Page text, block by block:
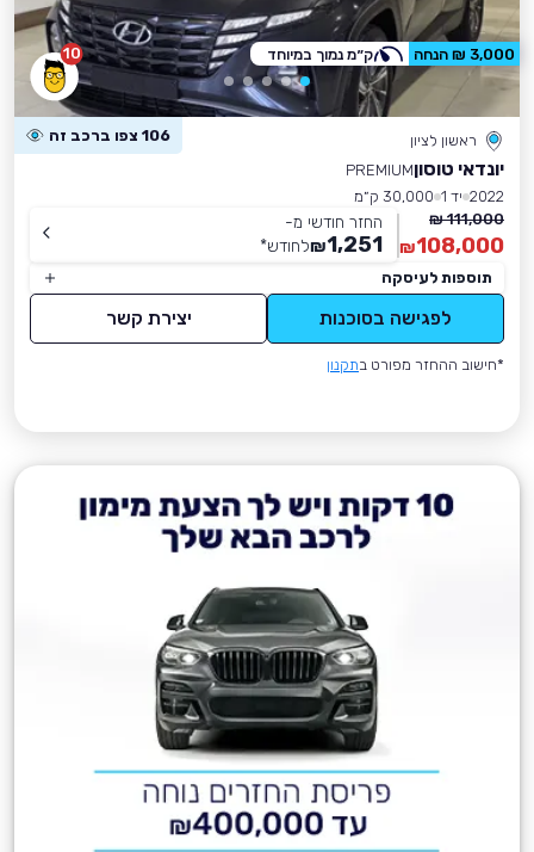
10
ראשון לציון 106 צפו ברכב זה
יונדאי טוסוןPREMIUM
2022 יד 1
30,000 ק״מ
111,000 ₪
108,000
₪
החזר חודשי מ-
1,251
₪לחודש*
תוספות לעיסקה
לפגישה בסוכנות יצירת קשר
*חישוב ההחזר מפורט בתקנון
3,000 ₪ הנחה ק״מ נמוך במיוחד